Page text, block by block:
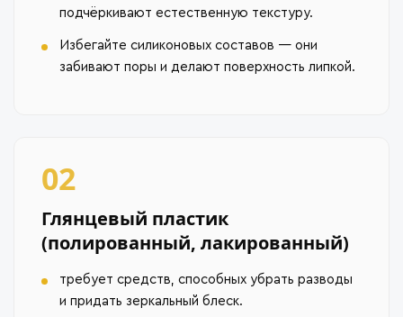
подчёркивают естественную текстуру.
Избегайте силиконовых составов — они
забивают поры и делают поверхность липкой.
02
Глянцевый пластик
(полированный, лакированный)
требует средств, способных убрать разводы
и придать зеркальный блеск.